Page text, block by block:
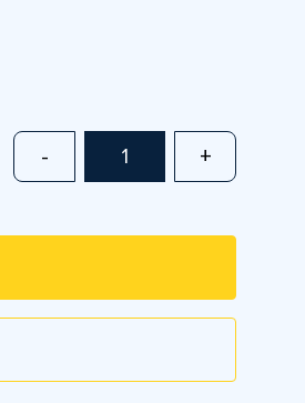
- +